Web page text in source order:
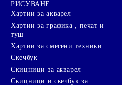
РИСУВАНЕ
Хартии за акварел
Хартии за графика , печат и
туш
Хартии за смесени техники
Скечбук
Скицници за акварел
Скицници и скечбук за